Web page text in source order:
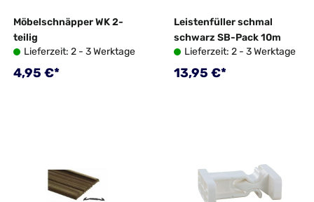
Möbelschnäpper WK 2-
teilig
Lieferzeit: 2 - 3 Werktage
Regulärer Preis:
4,95 €*
Leistenfüller schmal
schwarz SB-Pack 10m
Lieferzeit: 2 - 3 Werktage
Regulärer Preis:
13,95 €*